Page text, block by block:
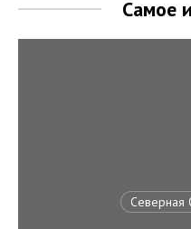
Самое
Северная